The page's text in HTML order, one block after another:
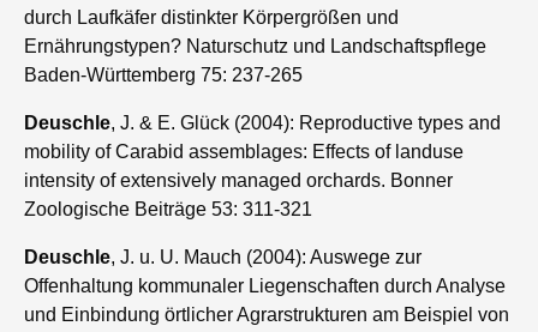
durch Laufkäfer distinkter Körpergrößen und
Ernährungstypen? Naturschutz und Landschaftspflege
Baden-Württemberg 75: 237-265
Deuschle, J. & E. Glück (2004): Reproductive types and
mobility of Carabid assemblages: Effects of landuse
intensity of extensively managed orchards. Bonner
Zoologische Beiträge 53: 311-321
Deuschle, J. u. U. Mauch (2004): Auswege zur
Offenhaltung kommunaler Liegenschaften durch Analyse
und Einbindung örtlicher Agrarstrukturen am Beispiel von